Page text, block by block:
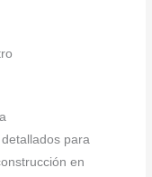
para
en